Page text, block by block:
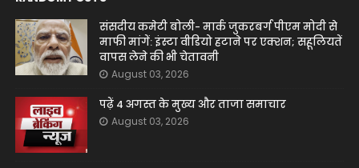
संसदीय कमेटी बोली- मार्क जुकरबर्ग पीएम मोदी से
माफी मांगें: इंस्टा वीडियो हटाने पर एक्शन; सहूलियतें
वापस लेने की भी चेतावनी
August 03, 2026
पढ़ें 4 अगस्त के मुख्य और ताजा समाचार
August 03, 2026